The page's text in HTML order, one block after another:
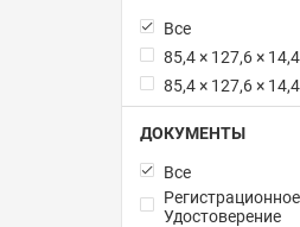
Все
85,4 × 127,6 ×
85,4 × 127,6 ×
ДОКУМЕНТЫ
Все
Регистрационное
Удостоверение